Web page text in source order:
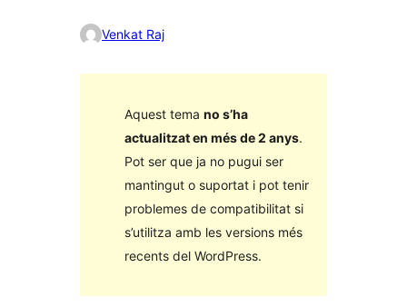
Venkat Raj
Aquest tema no s’ha
actualitzat en més de 2 anys.
Pot ser que ja no pugui ser
mantingut o suportat i pot tenir
problemes de compatibilitat si
s’utilitza amb les versions més
recents del WordPress.